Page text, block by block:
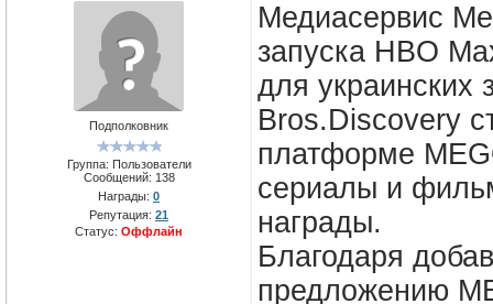
Подполковник
Группа: Пользователи
Сообщений: 138
Награды: 0
Репутация: 21
Статус: Оффлайн
Медиасервис
запуска HBO
для украинских
Bros.Discovery
платформе
сериалы и
награды.
Благодаря
предложению